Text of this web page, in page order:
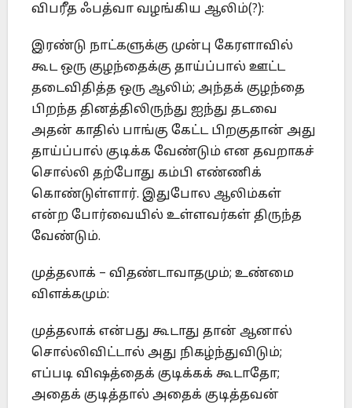
விபரீத ஃபத்வா வழங்கிய ஆலிம்(?):
இரண்டு நாட்களுக்கு முன்பு கேரளாவில்
கூட ஒரு குழந்தைக்கு தாய்ப்பால் ஊட்ட
தடைவிதித்த ஒரு ஆலிம்; அந்தக் குழந்தை
பிறந்த தினத்திலிருந்து ஐந்து தடவை
அதன் காதில் பாங்கு கேட்ட பிறகுதான் அது
தாய்ப்பால் குடிக்க வேண்டும் என தவறாகச்
சொல்லி தற்போது கம்பி எண்ணிக்
கொண்டுள்ளார். இதுபோல ஆலிம்கள்
என்ற போர்வையில் உள்ளவர்கள் திருந்த
வேண்டும்.
முத்தலாக் – விதண்டாவாதமும்; உண்மை
விளக்கமும்:
முத்தலாக் என்பது கூடாது தான் ஆனால்
சொல்லிவிட்டால் அது நிகழ்ந்துவிடும்;
எப்படி விஷத்தைக் குடிக்கக் கூடாதோ;
அதைக் குடித்தால் அதைக் குடித்தவன்